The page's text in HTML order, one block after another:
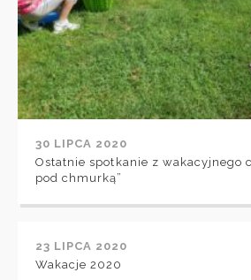
30 LIPCA 2020
Ostatnie spotkanie z wakacyjnego
pod chmurką”
23 LIPCA 2020
Wakacje 2020